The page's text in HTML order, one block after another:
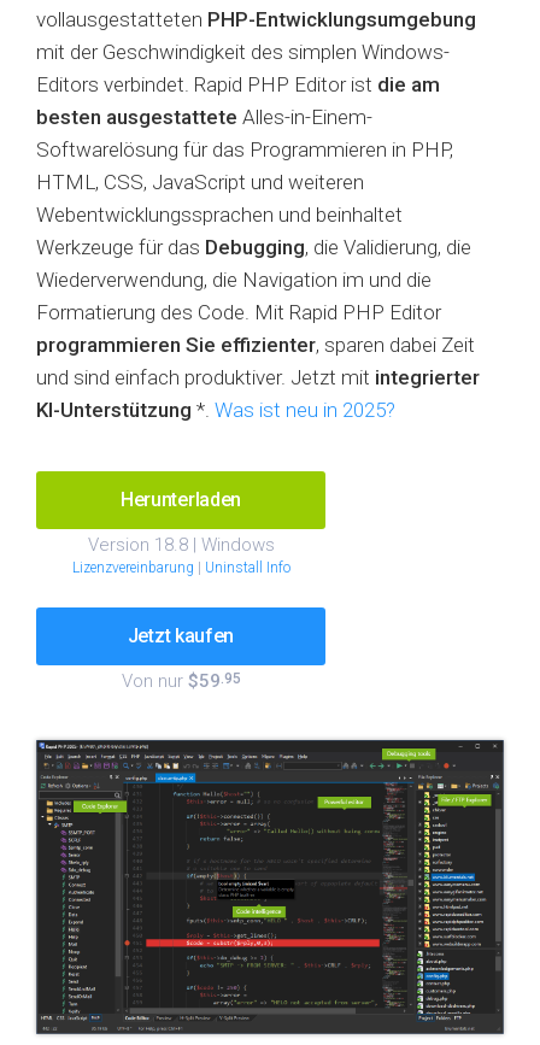
vollausgestatteten PHP-Entwicklungsumgebung
mit der Geschwindigkeit des simplen Windows-
Editors verbindet. Rapid PHP Editor ist die am
besten ausgestattete Alles-in-Einem-
Softwarelösung für das Programmieren in PHP,
HTML, CSS, JavaScript und weiteren
Webentwicklungssprachen und beinhaltet
Werkzeuge für das Debugging, die Validierung, die
Wiederverwendung, die Navigation im und die
Formatierung des Code. Mit Rapid PHP Editor
programmieren Sie effizienter, sparen dabei Zeit
und sind einfach produktiver. Jetzt mit integrierter
KI-Unterstützung *. Was ist neu in 2025?
Herunterladen
Version 18.8 | Windows
Lizenzvereinbarung Uninstall Info
Jetzt kaufen
Von nur $59.95